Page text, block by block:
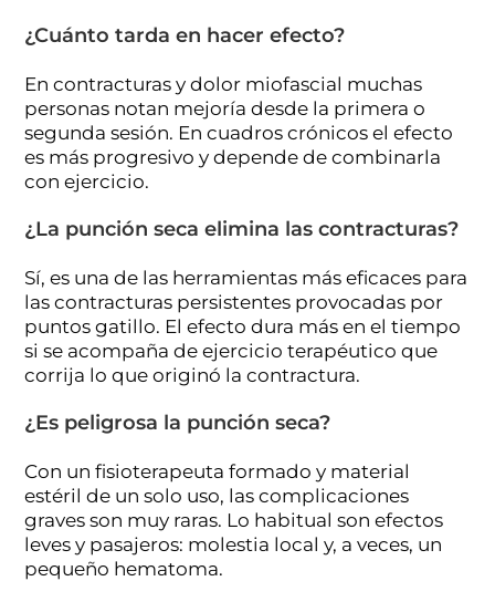
¿Cuánto tarda en hacer efecto?
En contracturas y dolor miofascial muchas
personas notan mejoría desde la primera o
segunda sesión. En cuadros crónicos el efecto
es más progresivo y depende de combinarla
con ejercicio.
¿La punción seca elimina las contracturas?
Sí, es una de las herramientas más eficaces para
las contracturas persistentes provocadas por
puntos gatillo. El efecto dura más en el tiempo
si se acompaña de ejercicio terapéutico que
corrija lo que originó la contractura.
¿Es peligrosa la punción seca?
Con un fisioterapeuta formado y material
estéril de un solo uso, las complicaciones
graves son muy raras. Lo habitual son efectos
leves y pasajeros: molestia local y, a veces, un
pequeño hematoma.